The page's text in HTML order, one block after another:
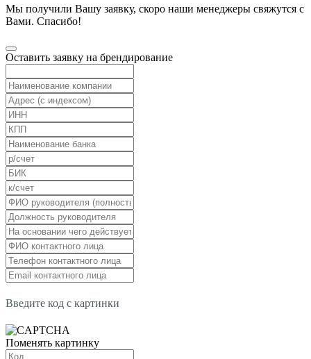
Мы получили Вашу заявку, скоро наши менеджеры свяжутся с
Вами. Спасибо!
Оставить заявку на брендирование
Введите код с картинки
Поменять картинку